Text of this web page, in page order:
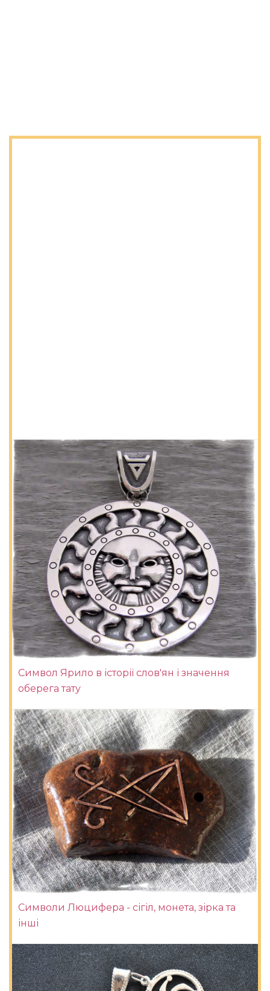
Символ Ярило в історії слов'ян і значення
оберега тату
Символи Люцифера - сігіл, монета, зірка та
інші